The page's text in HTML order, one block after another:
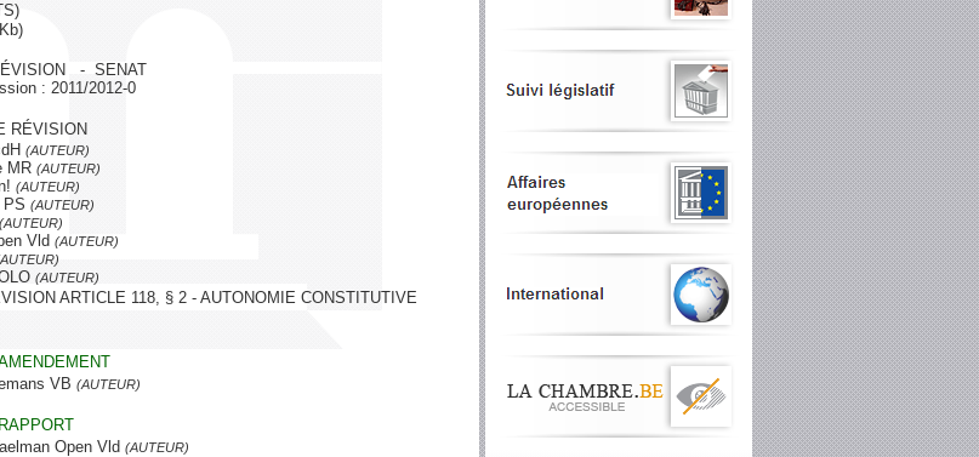
- SENAT
: 2011/2012-0
RÉVISION
(AUTEUR)
MR (AUTEUR)
(AUTEUR)
PS (AUTEUR)
(AUTEUR)
Vld (AUTEUR)
(AUTEUR)
ARTICLE 118, § 2 - AUTONOMIE CONSTITUTIVE
VB (AUTEUR)
RAPPORT
Open Vld (AUTEUR)